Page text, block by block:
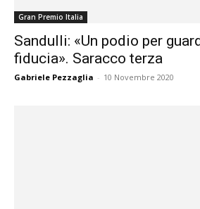
Gran Premio Italia
Sandulli: «Un podio per
fiducia». Saracco terza
Gabriele Pezzaglia - 10 Novembre 2020